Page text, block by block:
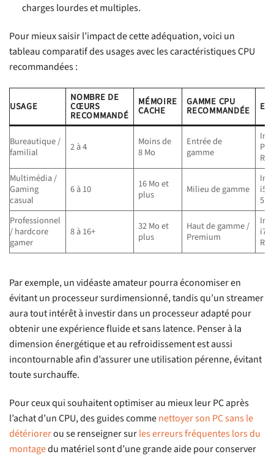
charges lourdes et multiples.
Pour mieux saisir l’impact de cette adéquation, voici un
tableau comparatif des usages avec les caractéristiques CPU
recommandées :
USAGE
NOMBRE DE
CŒURS
RECOMMANDÉ
MÉMOIRE
CACHE
GAMME CPU
RECOMMANDÉE
Bureautique /
familial
2 à 4
Moins de
8 Mo
Entrée de
gamme
Multimédia /
Gaming
casual
6 à 10
16 Mo et
plus
Milieu de gamme
i5,
5
Professionnel
/ hardcore
gamer
8 à 16+
32 Mo et
plus
Haut de gamme /
Premium
i7/
Par exemple, un vidéaste amateur pourra économiser en
évitant un processeur surdimensionné, tandis qu’un streamer
aura tout intérêt à investir dans un processeur adapté pour
obtenir une expérience fluide et sans latence. Penser à la
dimension énergétique et au refroidissement est aussi
incontournable afin d’assurer une utilisation pérenne, évitant
toute surchauffe.
Pour ceux qui souhaitent optimiser au mieux leur PC après
l’achat d’un CPU, des guides commenettoyer son PC sans le
détériorerou se renseigner surles erreurs fréquentes lors du
montagedu matériel sont d’une grande aide pour conserver